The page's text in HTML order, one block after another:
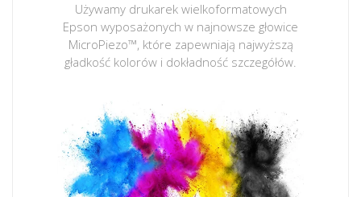
Używamy drukarek wielkoformatowych
Epson wyposażonych w najnowsze głowice
MicroPiezo™, które zapewniają najwyższą
gładkość kolorów i dokładność szczegółów.